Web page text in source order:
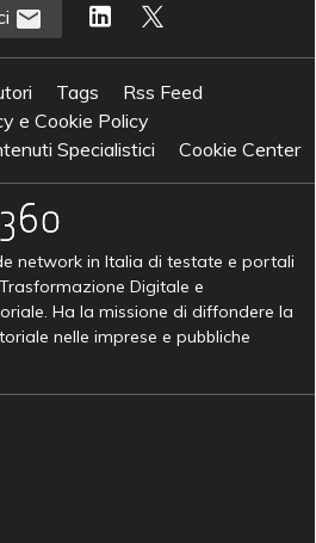
Tags
Rss Feed
e Cookie Policy
Specialistici
Cookie Center
network in Italia di testate e portali
Digitale e
Ha la missione di diffondere la
nelle imprese e pubbliche